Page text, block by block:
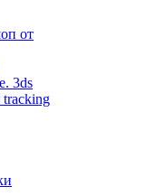
от
3ds
tracking